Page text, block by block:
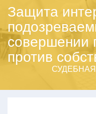
Защита
совершении
против